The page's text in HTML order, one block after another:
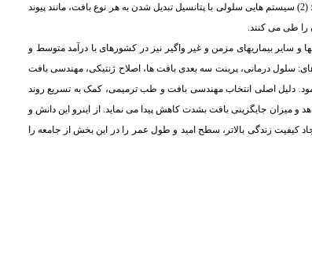
آن مواد بیولوژیکی و سلول آن ارگان (مانند سلول های استخوانی) برای ترمیم و بازسازی بافت ها / اندام ها در بدن کاشته می شوند؛ (2) سیستم هایی سلولی با پتانسیل تبدیل شدن به هر نوع بافت، مانند پیوند
سایر بیماری­های مزمن و غیر واگیر نیز در کشورهای با درآمد متوسط و
سلول درمانی، پرینت سه بعدی بافت ها، اصلاح ژنتیکی، مهندسی بافت
دلیل اصلی انتخاب مهندسی بافت و طب ترمیمی، کمک به تسریع روند
میزان جایگزینی بافت بشدت کاهش پیدا می نماید. از این­رو این دانش و
کیفیت زندگی بالاتر، سطح امید و طول عمر را در این بخش از جامعه را